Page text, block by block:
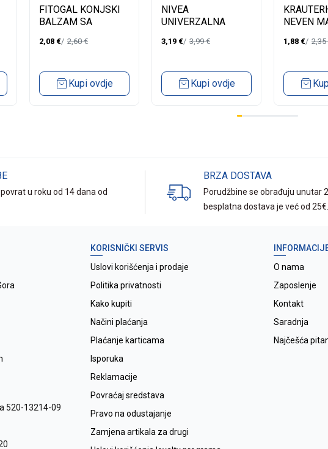
TIJELO
FITOGAL KONJSKI
BALZAM SA
ZAGRIJAVANJA
2,08 € 2,60€
Kupi ovdje
TIJELO
NIVEA
UNIVERZALNA
3,19 € 3,99€
Kupi ovdje
TIJELO
NEVEN
1,88 € 2,35
u roku od 14 dana od
BRZA DOSTAVA
Porudžbine se obrađuju unutar
besplatna dostava je već od 25€.
520-13214-09
KORISNIČKI SERVIS
Uslovi korišćenja i prodaje
Politika privatnosti
Kako kupiti
Načini plaćanja
Plaćanje karticama
Isporuka
Reklamacije
Povraćaj sredstava
Pravo na odustajanje
Zamjena artikala za drugi
O nama
Zaposlenje
Kontakt
Saradnja
Najčešća